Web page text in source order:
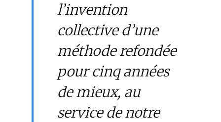
l’invention
collective d’une
méthode refondée
pour cinq années
de mieux, au
service de notre